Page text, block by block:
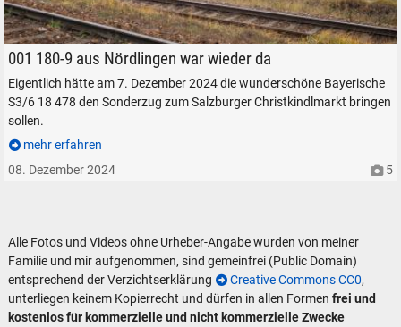
001 180-9 am Rupertussteg, am Bahnhof Freilassing.
001 180-9 aus Nördlingen war wieder da
Eigentlich hätte am 7. Dezember 2024 die wunderschöne Bayerische
S3/6 18 478 den Sonderzug zum Salzburger Christkindlmarkt bringen
sollen.
mehr erfahren
08. Dezember 2024
5
Alle Fotos und Videos ohne Urheber-Angabe wurden von meiner
Familie und mir aufgenommen, sind gemeinfrei (Public Domain)
entsprechend der Verzichtserklärung
Creative Commons CC0,
unterliegen keinem Kopierrecht und dürfen in allen Formen frei und
kostenlos für kommerzielle und nicht kommerzielle Zwecke